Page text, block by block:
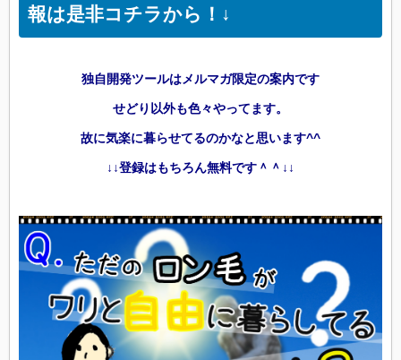
報は是非コチラから！↓
独自開発ツールはメルマガ限定の案内です
せどり以外も色々やってます。
故に気楽に暮らせてるのかなと思います^^
↓↓登録はもちろん無料です＾＾↓↓